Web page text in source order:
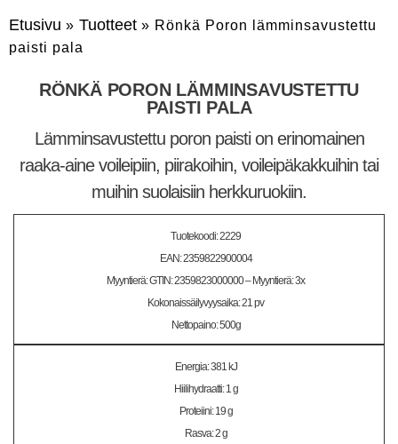
Etusivu » Tuotteet » Rönkä Poron lämminsavustettu
paisti pala
RÖNKÄ PORON LÄMMINSAVUSTETTU
PAISTI PALA
Lämminsavustettu poron paisti on erinomainen
raaka-aine voileipiin, piirakoihin, voileipäkakkuihin tai
muihin suolaisiin herkkuruokiin.
Tuotekoodi: 2229
EAN: 2359822900004
Myyntierä: GTIN: 2359823000000 – Myyntierä: 3x
Kokonaissäilyvyysaika: 21 pv
Nettopaino: 500g
Energia: 381 kJ
Hiilihydraatti: 1 g
Proteiini: 19 g
Rasva: 2 g